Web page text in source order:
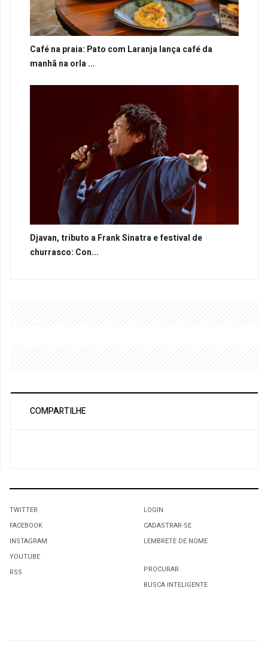
Café na praia: Pato com Laranja lança café da
manhã na orla ...
Djavan, tributo a Frank Sinatra e festival de
churrasco: Con...
COMPARTILHE
TWITTER
FACEBOOK
INSTAGRAM
YOUTUBE
RSS
LOGIN
CADASTRAR-SE
LEMBRETE DE NOME
PROCURAR
BUSCA INTELIGENTE